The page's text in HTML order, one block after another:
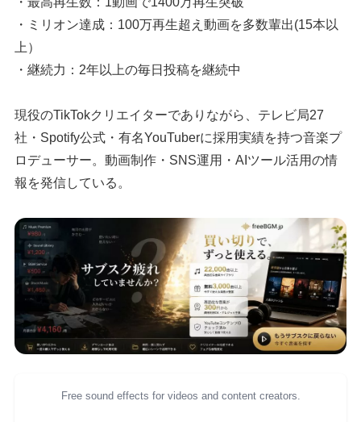
・ミリオン達成：100万再生超え動画を多数輩出(15本以
上）
・継続力：2年以上の毎日投稿を継続中
現役のTikTokクリエイターでありながら、テレビ局27
社・Spotify公式・有名YouTuberに採用実績を持つ音楽プ
ロデューサー。動画制作・SNS運用・AIツール活用の情
報を発信している。
Free sound effects for videos and content creators.